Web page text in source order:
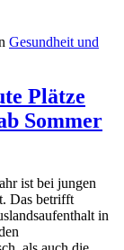
Gesundheit und
Plätze
Sommer
ist bei jungen
Das betrifft
in